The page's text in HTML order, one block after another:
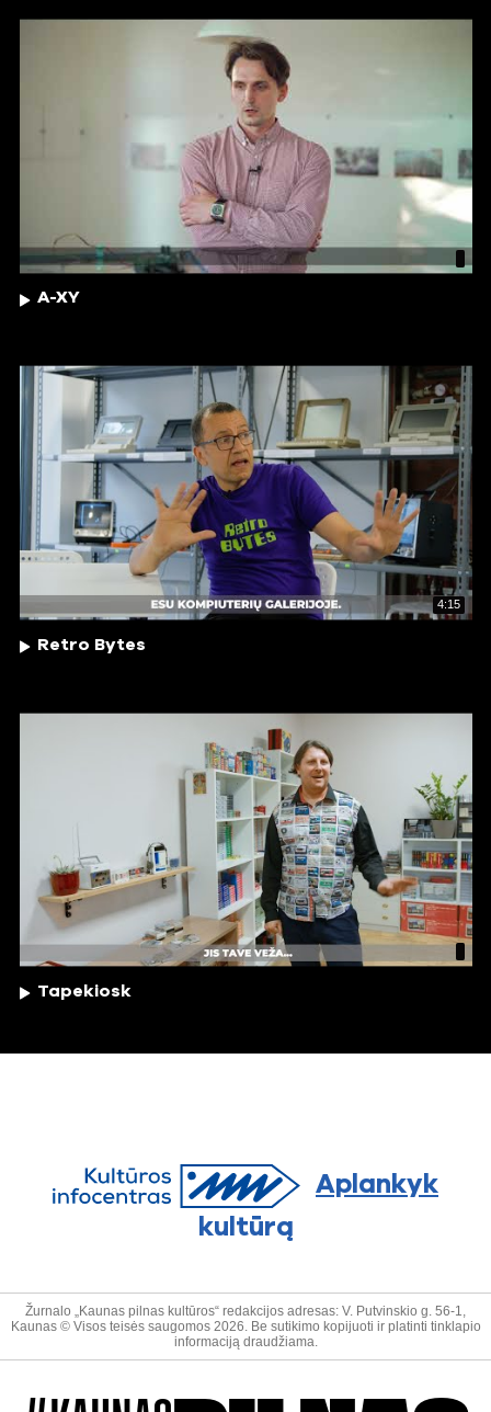
A-XY
4:15
Retro Bytes
Tapekiosk
Aplankyk
kultūrą
Žurnalo „Kaunas pilnas kultūros“ redakcijos adresas: V. Putvinskio g. 56-1,
Kaunas © Visos teisės saugomos 2026. Be sutikimo kopijuoti ir platinti tinklapio
informaciją draudžiama.